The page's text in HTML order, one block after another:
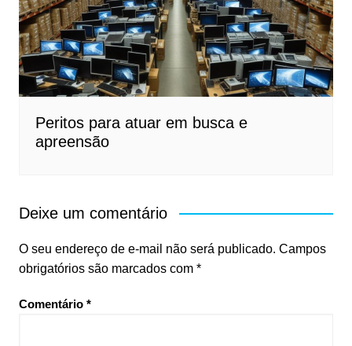
Peritos para atuar em busca e
apreensão
Deixe um comentário
O seu endereço de e-mail não será publicado. Campos
obrigatórios são marcados com *
Comentário *